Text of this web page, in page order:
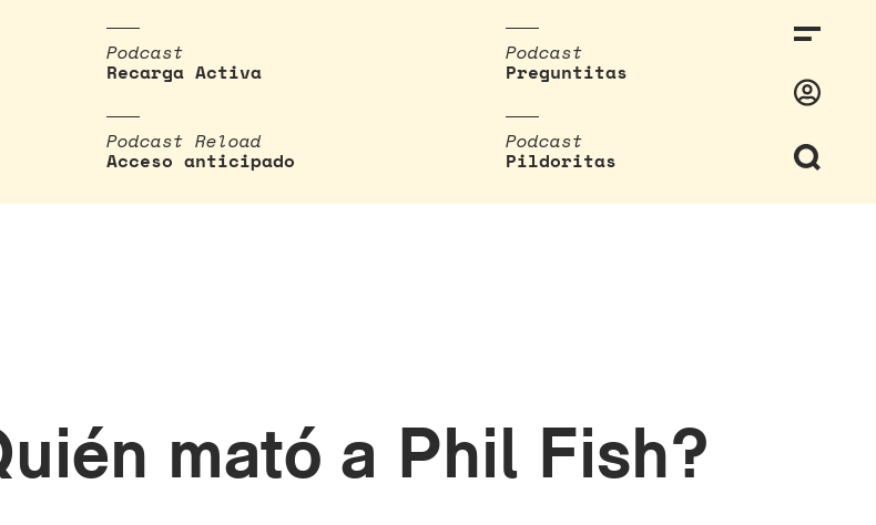
Podcast
Recarga Activa
Podcast
Preguntitas
Podcast Reload
Acceso anticipado
Podcast
Pildoritas
mató a Phil Fish?